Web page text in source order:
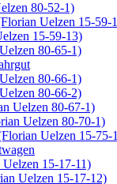
80-52-1)
Uelzen 15-59-
15-59-13)
80-65-1)
80-66-1)
80-66-2)
Uelzen 80-67-1)
Uelzen 80-70-1)
Uelzen 15-75-
15-17-11)
Uelzen 15-17-12)